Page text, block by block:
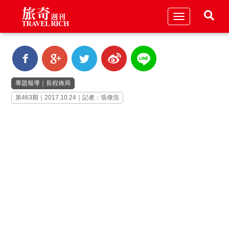
Toggle
專題報導 ｜長程佈局
第463期｜2017.10.24｜記者：張偉浩